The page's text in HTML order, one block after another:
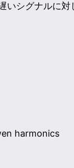
シグナルに対
harmonics